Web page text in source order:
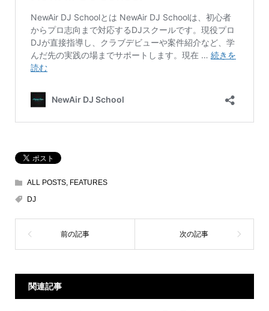
ALL POSTS, FEATURES
DJ
関連記事